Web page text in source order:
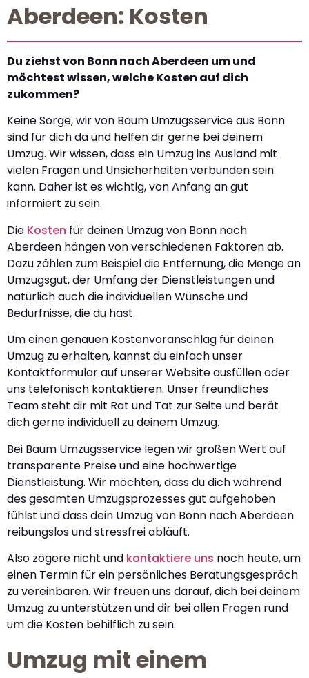
Aberdeen: Kosten
Du ziehst von Bonn nach Aberdeen um und
möchtest wissen, welche Kosten auf dich
zukommen?
Keine Sorge, wir von Baum Umzugsservice aus Bonn
sind für dich da und helfen dir gerne bei deinem
Umzug. Wir wissen, dass ein Umzug ins Ausland mit
vielen Fragen und Unsicherheiten verbunden sein
kann. Daher ist es wichtig, von Anfang an gut
informiert zu sein.
Die Kosten für deinen Umzug von Bonn nach
Aberdeen hängen von verschiedenen Faktoren ab.
Dazu zählen zum Beispiel die Entfernung, die Menge an
Umzugsgut, der Umfang der Dienstleistungen und
natürlich auch die individuellen Wünsche und
Bedürfnisse, die du hast.
Um einen genauen Kostenvoranschlag für deinen
Umzug zu erhalten, kannst du einfach unser
Kontaktformular auf unserer Website ausfüllen oder
uns telefonisch kontaktieren. Unser freundliches
Team steht dir mit Rat und Tat zur Seite und berät
dich gerne individuell zu deinem Umzug.
Bei Baum Umzugsservice legen wir großen Wert auf
transparente Preise und eine hochwertige
Dienstleistung. Wir möchten, dass du dich während
des gesamten Umzugsprozesses gut aufgehoben
fühlst und dass dein Umzug von Bonn nach Aberdeen
reibungslos und stressfrei abläuft.
Also zögere nicht und kontaktiere uns noch heute, um
einen Termin für ein persönliches Beratungsgespräch
zu vereinbaren. Wir freuen uns darauf, dich bei deinem
Umzug zu unterstützen und dir bei allen Fragen rund
um die Kosten behilflich zu sein.
Umzug mit einem